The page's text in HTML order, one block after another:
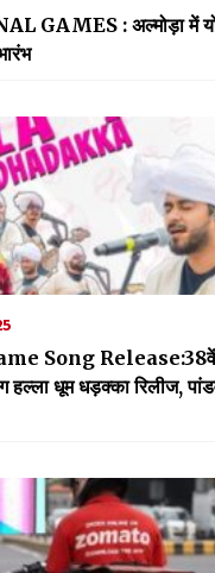
GAMES : अल्मोड़ा में
Song Release:38वें
हल्ला धूम धड़क्का रिलीज,